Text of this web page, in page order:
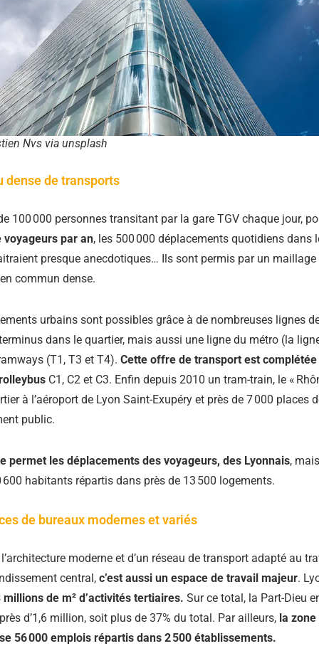
Nvs via unsplash
dense de transports
100 000 personnes transitant par la gare TGV chaque jour,
voyageurs par an, les 500 000 déplacements quotidiens dans
presque anecdotiques… Ils sont permis par un maillage
commun dense.
urbains sont possibles grâce à de nombreuses lignes
dans le quartier, mais aussi une ligne du métro (la
(T1, T3 et T4). Cette offre de transport est
C1, C2 et C3. Enfin depuis 2010 un tram-train, le «
à l’aéroport de Lyon Saint-Exupéry et près de 7 000 places
public.
permet les déplacements des voyageurs, des Lyonnais,
600 habitants répartis dans près de 13 500 logements.
de bureaux modernes et variés
moderne et d’un réseau de transport adapté au
central, c’est aussi un espace de travail majeur.
millions de m² d’activités tertiaires. Sur ce total, la Part-Dieu
d’1,6 million, soit plus de 37% du total. Par ailleurs, la zone
56 000 emplois répartis dans 2 500 établissements.